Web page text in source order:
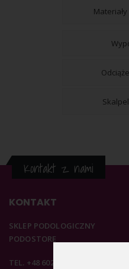
Kontakt z nami
KONTAKT
SKLEP PODOLOGICZNY
PODOSTORE
TEL. +48 602 537 894